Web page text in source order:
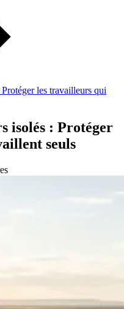
les travailleurs qui
isolés : Protéger
seuls